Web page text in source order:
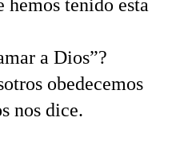
hemos tenido esta
a Dios”?
obedecemos
nos dice.